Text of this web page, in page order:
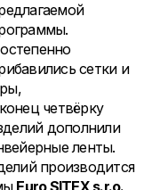
сетки и
четвёрку
дополнили
ленты.
производится
Euro SITEX s.r.o.